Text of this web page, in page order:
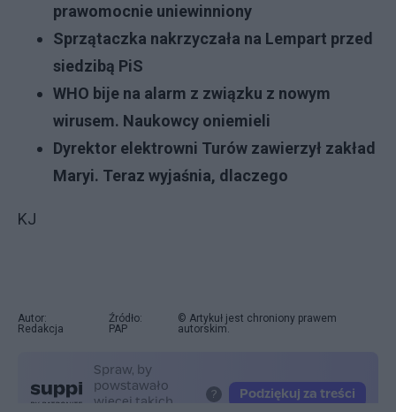
prawomocnie uniewinniony
Sprzątaczka nakrzyczała na Lempart przed
siedzibą PiS
WHO bije na alarm z związku z nowym
wirusem. Naukowcy oniemieli
Dyrektor elektrowni Turów zawierzył zakład
Maryi. Teraz wyjaśnia, dlaczego
KJ
Autor:
Redakcja
Źródło:
PAP
© Artykuł jest chroniony prawem
autorskim.